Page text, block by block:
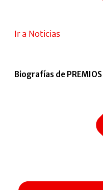
Ir a Noticias
Biografías de PREMIOS